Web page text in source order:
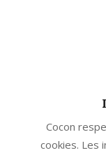
Cocon
cookies. Les